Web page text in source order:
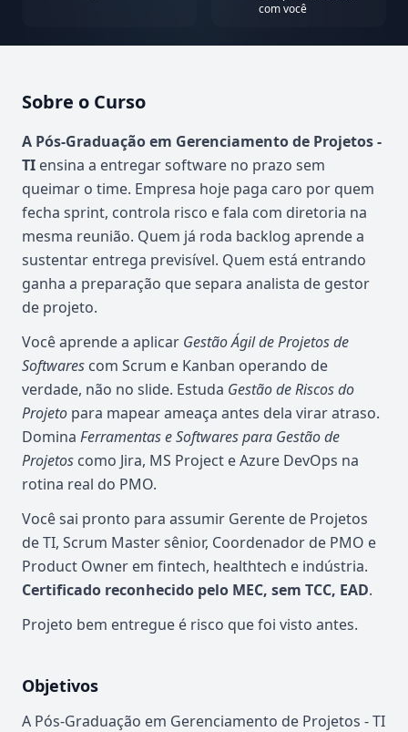
com você
Sobre o Curso
Atualizado em abril de 2026
A Pós-Graduação em Gerenciamento de Projetos -
TI ensina a entregar software no prazo sem
queimar o time. Empresa hoje paga caro por quem
fecha sprint, controla risco e fala com diretoria na
mesma reunião. Quem já roda backlog aprende a
sustentar entrega previsível. Quem está entrando
ganha a preparação que separa analista de gestor
de projeto.
Você aprende a aplicar Gestão Ágil de Projetos de
Softwares com Scrum e Kanban operando de
verdade, não no slide. Estuda Gestão de Riscos do
Projeto para mapear ameaça antes dela virar atraso.
Domina Ferramentas e Softwares para Gestão de
Projetos como Jira, MS Project e Azure DevOps na
rotina real do PMO.
Você sai pronto para assumir Gerente de Projetos
de TI, Scrum Master sênior, Coordenador de PMO e
Product Owner em fintech, healthtech e indústria.
Certificado reconhecido pelo MEC, sem TCC, EAD.
Projeto bem entregue é risco que foi visto antes.
Objetivos
A Pós-Graduação em Gerenciamento de Projetos - TI